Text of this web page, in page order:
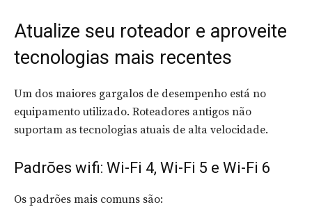
Atualize seu roteador e aproveite
tecnologias mais recentes
Um dos maiores gargalos de desempenho está no
equipamento utilizado. Roteadores antigos não
suportam as tecnologias atuais de alta velocidade.
Padrões wifi: Wi-Fi 4, Wi-Fi 5 e Wi-Fi 6
Os padrões mais comuns são: